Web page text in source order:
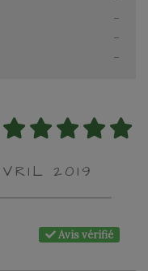
-
-
-
2019
Avis vérifié